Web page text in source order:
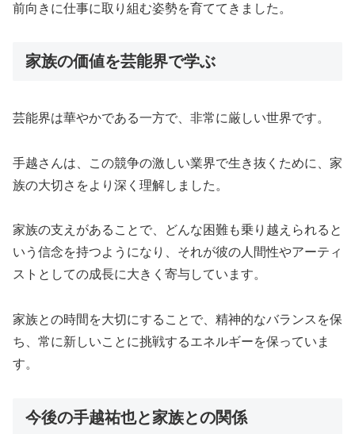
前向きに仕事に取り組む姿勢を育ててきました。
家族の価値を芸能界で学ぶ
芸能界は華やかである一方で、非常に厳しい世界です。
手越さんは、この競争の激しい業界で生き抜くために、家
族の大切さをより深く理解しました。
家族の支えがあることで、どんな困難も乗り越えられると
いう信念を持つようになり、それが彼の人間性やアーティ
ストとしての成長に大きく寄与しています。
家族との時間を大切にすることで、精神的なバランスを保
ち、常に新しいことに挑戦するエネルギーを保っていま
す。
今後の手越祐也と家族との関係